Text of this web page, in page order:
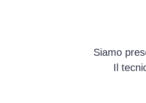
Siamo
Il